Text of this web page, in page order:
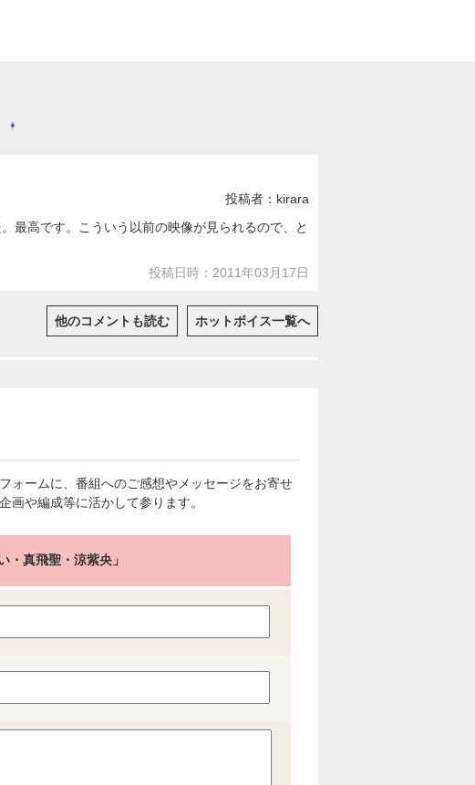
投稿者：kirara
最高です。こういう以前の映像が見られるので、と
投稿日時：2011年03月17日
他のコメントも読む ホットボイス一覧へ
ォームに、番組へのご感想やメッセージをお寄せ
画や編成等に活かして参ります。
真飛聖・涼紫央」